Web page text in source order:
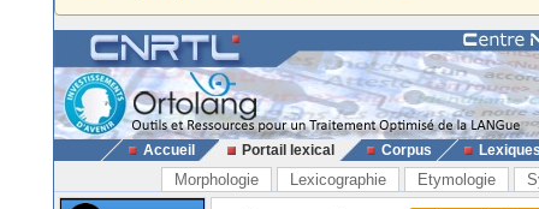
Accueil Portail lexical Corpus
Morphologie Lexicographie Etymologie